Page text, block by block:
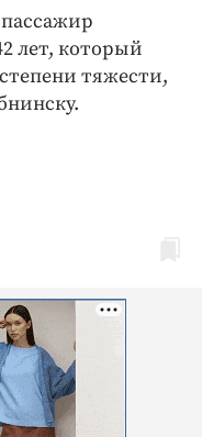
лет, который
тяжести,